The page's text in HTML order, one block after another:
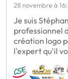
28 novembre à
Je suis
professionnel
création logo
l'expert qu'il